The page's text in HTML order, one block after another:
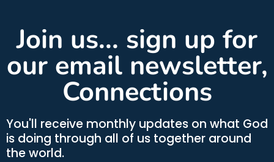
Join us... sign up for
our email newsletter,
Connections
You'll receive monthly updates on what God
is doing through all of us together around
the world.